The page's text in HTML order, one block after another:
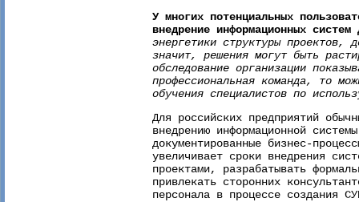
У многих потенциальных
внедрение информационных систем
энергетики структуры проектов,
значит, решения могут быть
обследование организации
профессиональная команда, то
обучения специалистов по
Для российских предприятий
внедрению информационной
документированные бизнес-
увеличивает сроки внедрения
проектами, разрабатывать
привлекать сторонних
персонала в процессе создания